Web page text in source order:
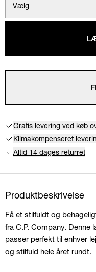
Vælg
Gratis levering ved køb
Klimakompenseret
Altid 14 dages returret
Produktbeskrivelse
Få et stilfuldt og
fra C.P. Company.
passer perfekt til enhver
og stilfuld hele året rundt.